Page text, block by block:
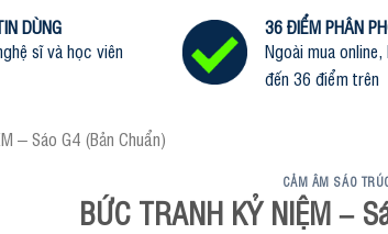
DÙNG
sĩ và học viên
36 ĐIỂM PHÂN
Ngoài mua
đến 36 điểm trên
– Sáo G4 (Bản Chuẩn)
CẢM ÂM SÁO
BỨC TRANH KỶ NIỆM –